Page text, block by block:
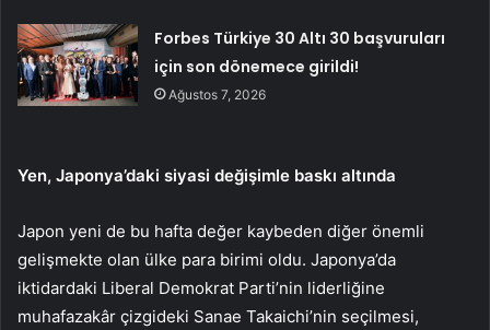
Forbes Türkiye 30 Altı 30 başvuruları
için son dönemece girildi!
Ağustos 7, 2026
Yen, Japonya’daki siyasi değişimle baskı altında
Japon yeni de bu hafta değer kaybeden diğer önemli
gelişmekte olan ülke para birimi oldu. Japonya’da
iktidardaki Liberal Demokrat Parti’nin liderliğine
muhafazakâr çizgideki Sanae Takaichi’nin seçilmesi,